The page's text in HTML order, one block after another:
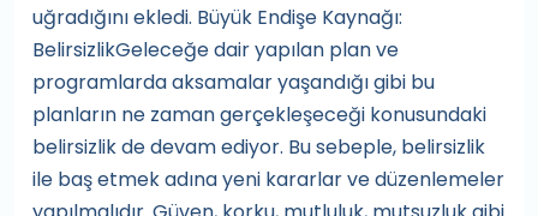
uğradığını ekledi. Büyük Endişe Kaynağı:
BelirsizlikGeleceğe dair yapılan plan ve
programlarda aksamalar yaşandığı gibi bu
planların ne zaman gerçekleşeceği konusundaki
belirsizlik de devam ediyor. Bu sebeple, belirsizlik
ile baş etmek adına yeni kararlar ve düzenlemeler